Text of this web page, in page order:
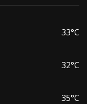
33°C
32°C
35°C